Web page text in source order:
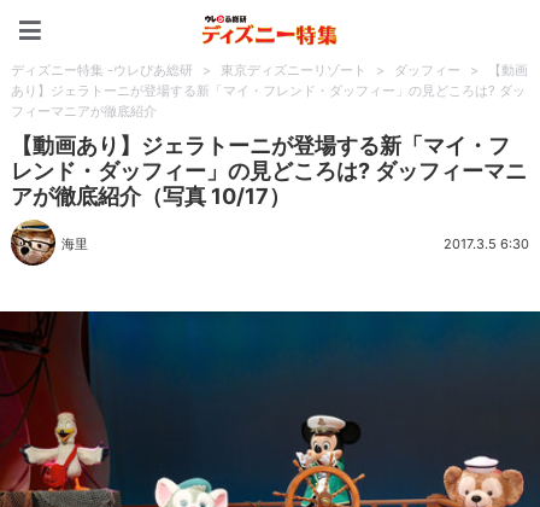
ディズニー特集 -ウレぴあ総研 > 東京ディズニーリゾート > ダッフィー >
【動画
あり】ジェラトーニが登場する新「マイ・フレンド・ダッフィー」の見どころは? ダッ
フィーマニアが徹底紹介
【動画あり】ジェラトーニが登場する新「マイ・フ
レンド・ダッフィー」の見どころは? ダッフィーマニ
アが徹底紹介（写真 10/17）
海里 2017.3.5 6:30